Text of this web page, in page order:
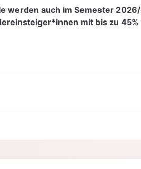
werden auch im Semester
mit bis zu